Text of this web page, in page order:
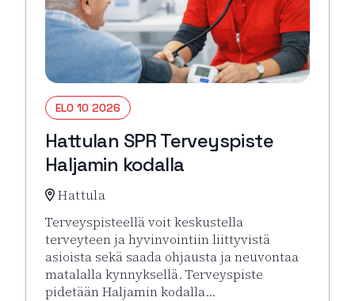
ELO 10 2026
Hattulan SPR Terveyspiste
Haljamin kodalla
Hattula
Terveyspisteellä voit keskustella
terveyteen ja hyvinvointiin liittyvistä
asioista sekä saada ohjausta ja neuvontaa
matalalla kynnyksellä. Terveyspiste
pidetään Haljamin kodalla…